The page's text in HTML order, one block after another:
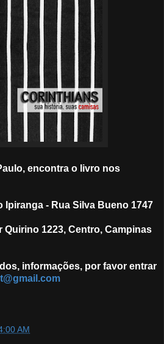
encontra o livro nos
Ipiranga - Rua Silva Bueno 1747
Quirino 1223, Centro, Campinas
informações, por favor entrar
AM